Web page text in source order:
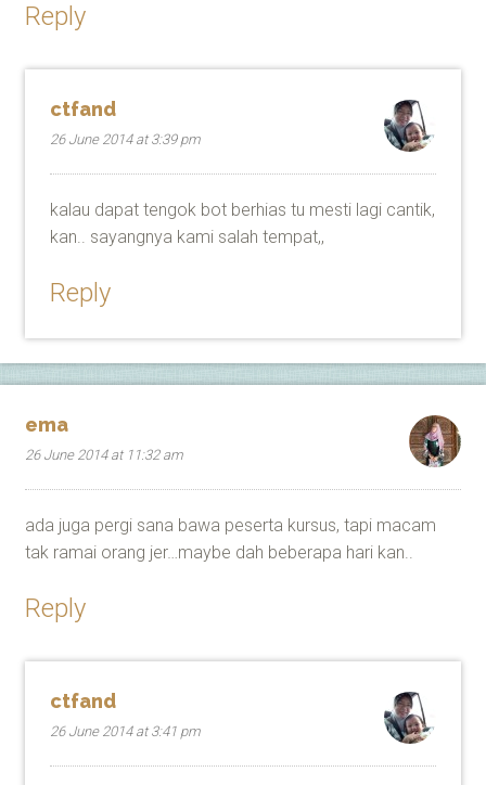
Reply
ctfand
26 June 2014 at 3:39 pm
kalau dapat tengok bot berhias tu mesti lagi cantik,
kan.. sayangnya kami salah tempat,,
Reply
ema
26 June 2014 at 11:32 am
ada juga pergi sana bawa peserta kursus, tapi macam
tak ramai orang jer…maybe dah beberapa hari kan..
Reply
ctfand
26 June 2014 at 3:41 pm